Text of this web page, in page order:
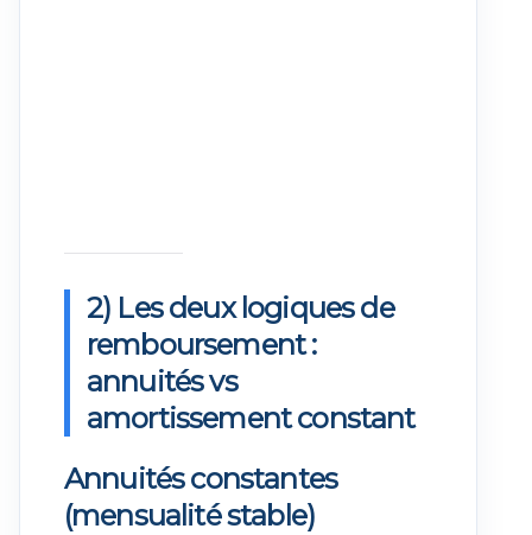
2) Les deux logiques de
remboursement :
annuités vs
amortissement constant
Annuités constantes
(mensualité stable)